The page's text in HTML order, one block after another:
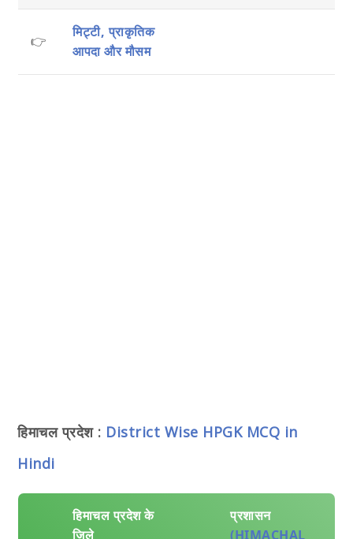
👉
मिट्टी, प्राकृतिक
आपदा और मौसम
हिमाचल प्रदेश : District Wise HPGK MCQ in
Hindi
हिमाचल प्रदेश के
जिले
प्रशासन
(HIMACHAL